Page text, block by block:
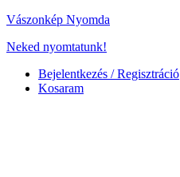
Vászonkép Nyomda
Neked nyomtatunk!
Bejelentkezés / Regisztráció
Kosaram